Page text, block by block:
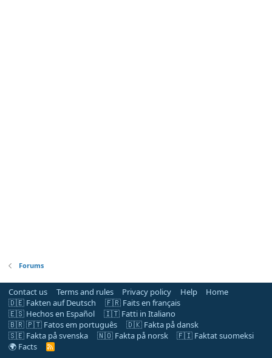
Forums
Contact us Terms and rules Privacy policy Help
Home
🇩🇪 Fakten auf Deutsch
🇫🇷 Faits en français
🇪🇸 Hechos en Español
🇮🇹 Fatti in Italiano
🇧🇷 🇵🇹 Fatos em português
🇩🇰 Fakta på dansk
🇸🇪 Fakta på svenska
🇳🇴 Fakta på norsk
🇫🇮 Faktat suomeksi
🌍 Facts
R